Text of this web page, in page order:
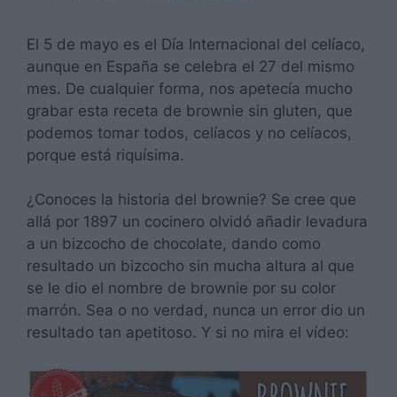
El 5 de mayo es el Día Internacional del celíaco,
aunque en España se celebra el 27 del mismo
mes. De cualquier forma, nos apetecía mucho
grabar esta receta de brownie sin gluten, que
podemos tomar todos, celíacos y no celíacos,
porque está riquísima.
¿Conoces la historia del brownie? Se cree que
allá por 1897 un cocinero olvidó añadir levadura
a un bizcocho de chocolate, dando como
resultado un bizcocho sin mucha altura al que
se le dio el nombre de brownie por su color
marrón. Sea o no verdad, nunca un error dio un
resultado tan apetitoso. Y si no mira el vídeo: